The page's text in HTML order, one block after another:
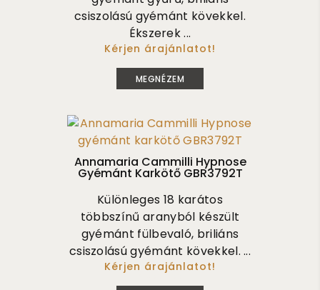
csiszolású gyémánt kövekkel.
Ékszerek ...
Kérjen árajánlatot!
MEGNÉZEM
Annamaria Cammilli Hypnose
Gyémánt Karkötő GBR3792T
Különleges 18 karátos
többszínű aranyból készült
gyémánt fülbevaló, briliáns
csiszolású gyémánt kövekkel. ...
Kérjen árajánlatot!